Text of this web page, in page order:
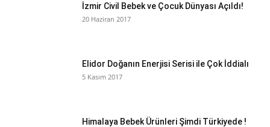
İzmir Civil Bebek ve Çocuk Dünyası Açıldı!
20 Haziran 2017
Elidor Doğanın Enerjisi Serisi ile Çok İddialı
5 Kasım 2017
Himalaya Bebek Ürünleri Şimdi Türkiyede !